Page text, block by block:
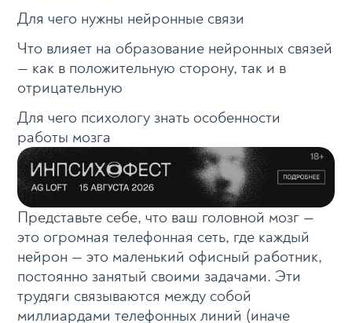
Для чего нужны нейронные связи
Что влияет на образование нейронных связей
— как в положительную сторону, так и в
отрицательную
Для чего психологу знать особенности
работы мозга
Представьте себе, что ваш головной мозг —
это огромная телефонная сеть, где каждый
нейрон — это маленький офисный работник,
постоянно занятый своими задачами. Эти
трудяги связываются между собой
миллиардами телефонных линий (иначе